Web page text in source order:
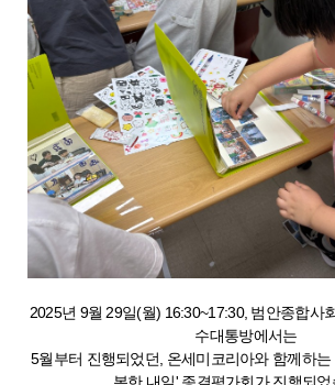
2025년 9월 29일(월) 16:30~17:30, 범안종합사
수대통방에서는
5월부터 진행되었던, 온세미코리아와 함께하